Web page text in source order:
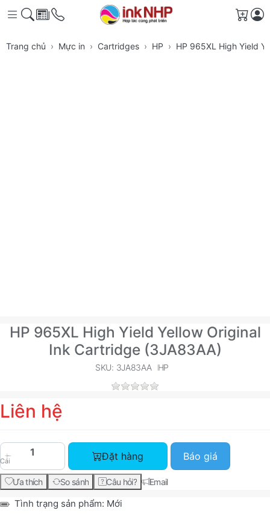
Giỏ
Trang chủ Mực in Cartridges HP HP 965XL High Yield
HP 965XL High Yield Yellow Original
Ink Cartridge (3JA83AA)
SKU: 3JA83AA HP
Liên hệ
Cái
HP 965XL High Yield Yellow Original Ink
Đặt hàng Báo giá
Ưa thích So sánh Câu hỏi? Email
Tình trạng sản phẩm: Mới